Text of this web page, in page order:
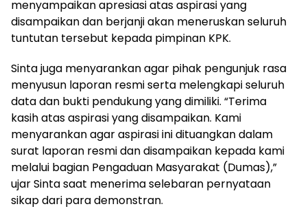
menyampaikan apresiasi atas aspirasi yang
disampaikan dan berjanji akan meneruskan seluruh
tuntutan tersebut kepada pimpinan KPK.
Sinta juga menyarankan agar pihak pengunjuk rasa
menyusun laporan resmi serta melengkapi seluruh
data dan bukti pendukung yang dimiliki. “Terima
kasih atas aspirasi yang disampaikan. Kami
menyarankan agar aspirasi ini dituangkan dalam
surat laporan resmi dan disampaikan kepada kami
melalui bagian Pengaduan Masyarakat (Dumas),”
ujar Sinta saat menerima selebaran pernyataan
sikap dari para demonstran.